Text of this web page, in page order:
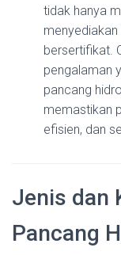
tidak hanya
bersertifikat.
pengalaman
pancang
memastikan
efisien, dan
Jenis dan
Pancang